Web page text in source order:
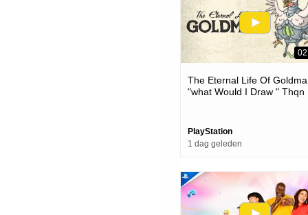
The Eternal Life Of
"what Would I Draw " Thqn
PlayStation
1 dag geleden